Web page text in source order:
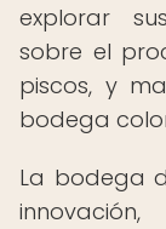
explorar
sobre el
piscos, y
bodega
La bodega